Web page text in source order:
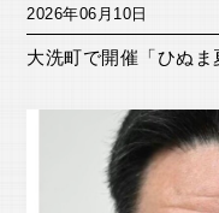
2026年06月10日
大洗町で開催「ひぬま